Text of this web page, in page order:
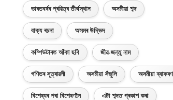
ভাৰতবৰ্ষৰ প্ৰৱিত্ৰ তীৰ্থস্থান অসমীয়া শব্দ
বাক্য ৰচনা অসমৰ উদ্ভিদ
কম্পিউটাৰত আঁকা ছবি জীৱ-জন্তু নাম
গণিতৰ সূত্ৰাৱলী অসমীয়া সঁজুলি অসমীয়া ব্যাকৰণ
বিশেষ্যৰ পৰা বিশেষণলৈ এটা শব্দত প্ৰকাশ কৰা